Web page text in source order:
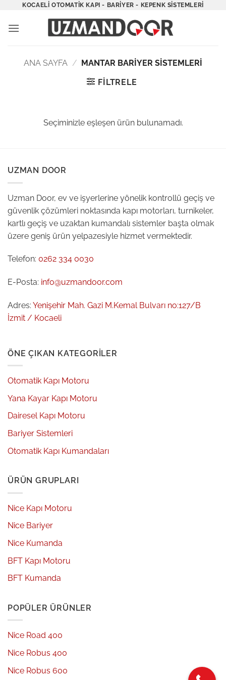
İçeriğeKOCAELI OTOMATIK KAPI - BARIYER - KEPENK SISTEMLERI
ANA SAYFA / MANTAR BARIYER SISTEMLERI
FILTRELE
Seçiminizle eşleşen ürün bulunamadı.
UZMAN DOOR
Uzman Door, ev ve işyerlerine yönelik kontrollü geçiş ve
güvenlik çözümleri noktasında kapı motorları, turnikeler,
kartlı geçiş ve uzaktan kumandalı sistemler başta olmak
üzere geniş ürün yelpazesiyle hizmet vermektedir.
Telefon: 0262 334 0030
E-Posta: info@uzmandoor.com
Adres: Yenişehir Mah. Gazi M.Kemal Bulvarı no:127/B
İzmit / Kocaeli
ÖNE ÇIKAN KATEGORILER
Otomatik Kapı Motoru
Yana Kayar Kapı Motoru
Dairesel Kapı Motoru
Bariyer Sistemleri
Otomatik Kapı Kumandaları
ÜRÜN GRUPLARI
Nice Kapı Motoru
Nice Bariyer
Nice Kumanda
BFT Kapı Motoru
BFT Kumanda
POPÜLER ÜRÜNLER
Nice Road 400
Nice Robus 400
Nice Robus 600